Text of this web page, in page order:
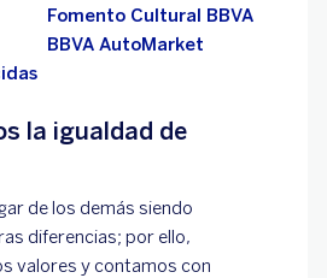
Fomento Cultural BBVA
BBVA AutoMarket
la igualdad de
de los demás siendo
diferencias; por ello,
valores y contamos con